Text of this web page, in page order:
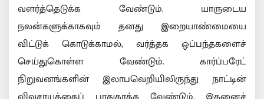
வளர்த்தெடுக்க வேண்டும். யாருடைய
நலன்களுக்காகவும் தனது இறையாண்மையை
விட்டுக் கொடுக்காமல், வர்த்தக ஒப்பந்தகளைச்
செய்துகொள்ள வேண்டும். கார்ப்பரேட்
நிறுவனங்களின் இலாபவெறியிலிருந்து நாட்டின்